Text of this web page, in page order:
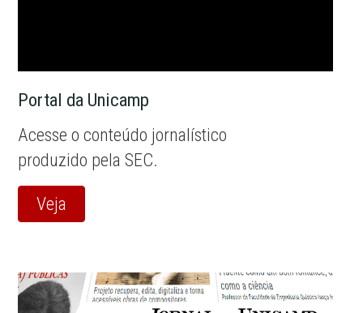
Portal da Unicamp
Acesse o conteúdo jornalístico
produzido pela SEC.
Veja